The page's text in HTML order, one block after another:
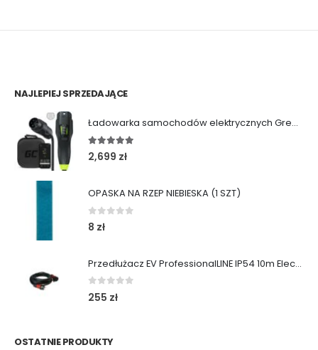
NAJLEPIEJ SPRZEDAJĄCE
Ładowarka samochodów elektrycznych Green Cell Habu (11kW | Type 2 | 7m)
5.00out of 5
2,699 zł
OPASKA NA RZEP NIEBIESKA (1 SZT)
0 out of 5
8 zł
Przedłużacz EV ProfessionalLINE IP54 10m ElectricMobility
0 out of 5
255 zł
OSTATNIE PRODUKTY